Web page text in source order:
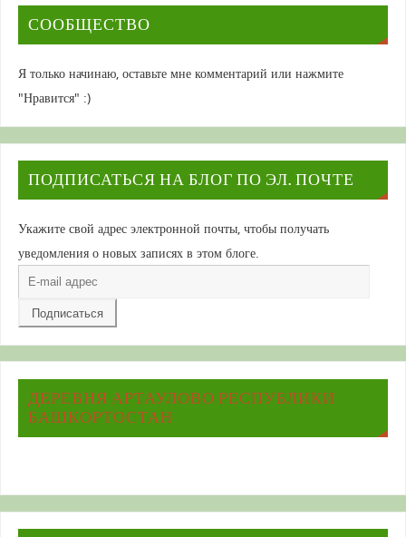
СООБЩЕСТВО
Я только начинаю, оставьте мне комментарий или нажмите
"Нравится" :)
ПОДПИСАТЬСЯ НА БЛОГ ПО ЭЛ. ПОЧТЕ
Укажите свой адрес электронной почты, чтобы получать
уведомления о новых записях в этом блоге.
E-
mail
адрес
ДЕРЕВНЯ АРТАУЛОВО РЕСПУБЛИКИ
БАШКОРТОСТАН